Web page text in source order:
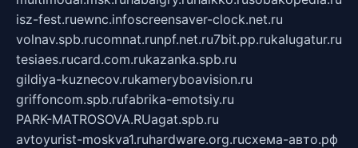
isz-fest.ruewnc.infoscreensaver-clock.net.ru
volnav.spb.rucomnat.runpf.net.ru7bit.pp.rukalugatur.ru
tesiaes.rucard.com.rukazanka.spb.ru
gildiya-kuznecov.rukameryboavision.ru
griffoncom.spb.rufabrika-emotsiy.ru
PARK-MATROSOVA.RUagat.spb.ru
avtoyurist-moskva1.ruhardware.org.ruсхема-авто.рф